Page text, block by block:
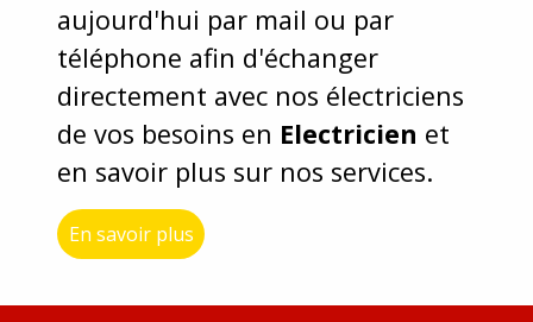
aujourd'hui par mail ou par
téléphone afin d'échanger
directement avec nos électriciens
de vos besoins en Electricien et
en savoir plus sur nos services.
En savoir plus